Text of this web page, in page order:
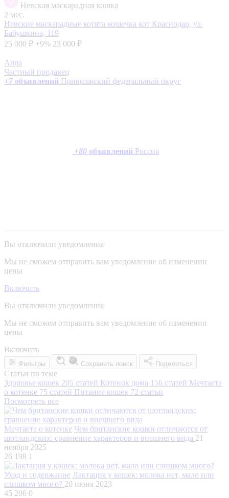
Невская маскарадная кошка
2 мес.
Невские маскарадные котята кошечка кот Краснодар, ул.
Бабушкина, 119
25 000 ₽ +9% 23 000 ₽
Алла
Частный продавец
+7 объявлений Приволжский федеральный округ
+80 объявлений Россия
Вы отключили уведомления
Мы не сможем отправить вам уведомление об изменении
цены
Включить
Вы отключили уведомления
Мы не сможем отправить вам уведомление об изменении
цены
Включить
Фильтры Сохранить поиск Поделиться
Статьи по теме
Здоровье кошек 205 статей Котенок дома 156 статей Мечтаете
о котенке 75 статей Питание кошек 72 статьи
Посмотреть все
Мечтаете о котенке Чем британские кошки отличаются от
шотландских: сравнение характеров и внешнего вида 21
ноября 2025
26 198 1
Уход и содержание Лактация у кошек: молока нет, мало или
слишком много? 20 июня 2023
45 206 0